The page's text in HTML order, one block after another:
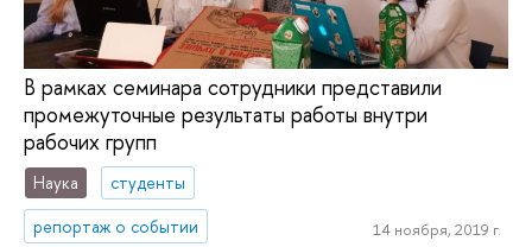
В рамках семинара сотрудники представили
промежуточные результаты работы внутри
рабочих групп
Наука
студенты
репортаж о событии
14 ноября, 2019 г.